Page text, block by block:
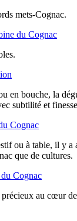
mets-Cognac.
du Cognac
en bouche, la
subtilité et
Cognac
ou à table, il y a
que de cultures.
Cognac
précieux au cœur